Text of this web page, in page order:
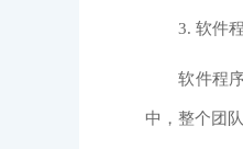
3. 软件程
软件程序
中，整个团